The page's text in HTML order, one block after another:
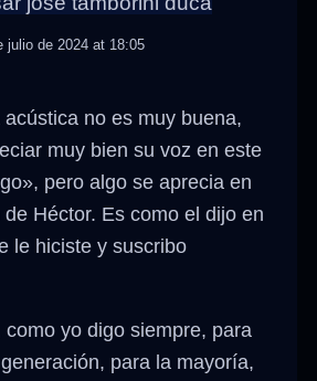
julio de 2024 at 18:05
no es muy buena,
muy bien su voz en este
pero algo se aprecia en
Héctor. Es como el dijo en
le hiciste y suscribo
como yo digo siempre, para
para la mayoría,